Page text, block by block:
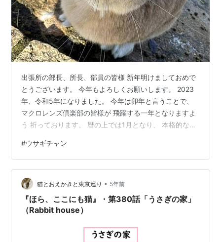
出張所の部長、所長、部員の皆様 新年明けましておめで
とうございます。 今年もよろしくお願いします。 2023
年、令和5年になりました。 今年は卯年と言うことで、
マクロレンズ倶楽部の皆様が 飛躍する一年となりますよ
う 祈っております。 暦の上では1月となり、 本格的な冬
ような暖かさになってますね。 こちらも、12月に一度積
もってからは まともに雪が降っておりません。 天気も雨
や曇りよりも 晴れの日が多くなったりと 季節外れの日々
となっています。 お出かけするにはいいんですけど、 雪
景色もたまには見たいなあ と思ったりする今日この頃で
す。 ま…
#ウサギチャン
猫とおえかきと東京巡り • 5年前
『ほら、ここにも猫』・第380話「うさぎの家」
（Rabbit house）